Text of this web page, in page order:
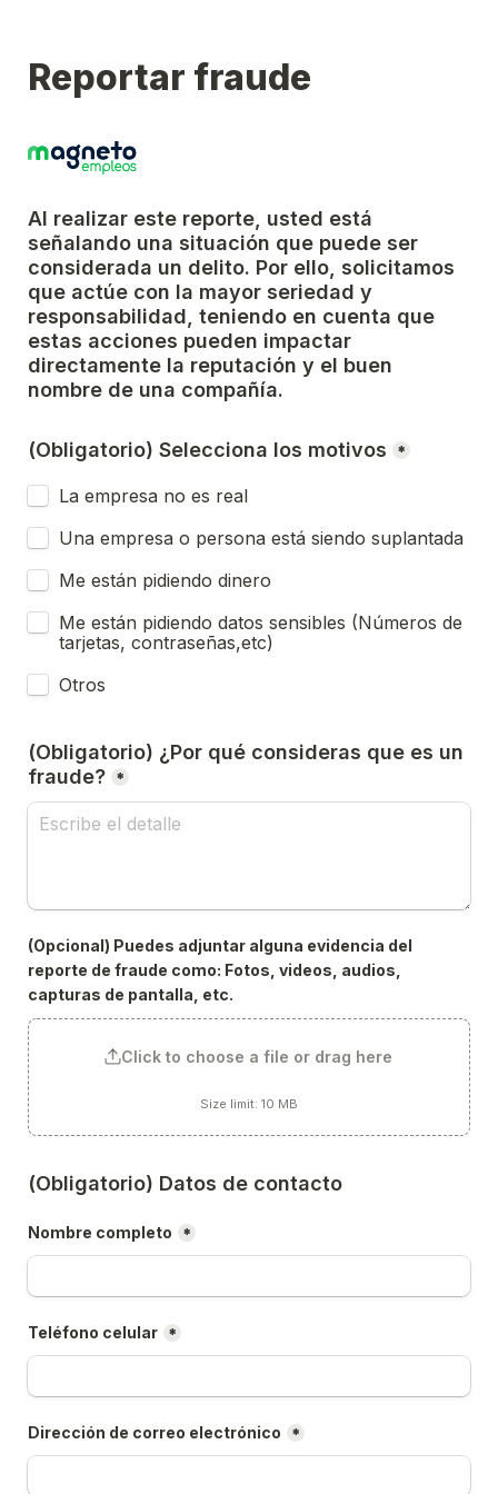
Reportar fraude
Al realizar este reporte, usted está
señalando una situación que puede ser
considerada un delito. Por ello, solicitamos
que actúe con la mayor seriedad y
responsabilidad, teniendo en cuenta que
estas acciones pueden impactar
directamente la reputación y el buen
nombre de una compañía.
(Obligatorio) Selecciona los motivos *
La empresa no es real
Una empresa o persona está siendo suplantada
Me están pidiendo dinero
Me están pidiendo datos sensibles (Números de
tarjetas, contraseñas,etc)
Otros
(Obligatorio) ¿Por qué consideras que es un
fraude? *
(Opcional) Puedes adjuntar alguna evidencia del
reporte de fraude como: Fotos, videos, audios,
capturas de pantalla, etc.
Click to choose a file or drag here
Size limit: 10 MB
(Obligatorio) Datos de contacto
Nombre completo *
Teléfono celular *
Dirección de correo electrónico *